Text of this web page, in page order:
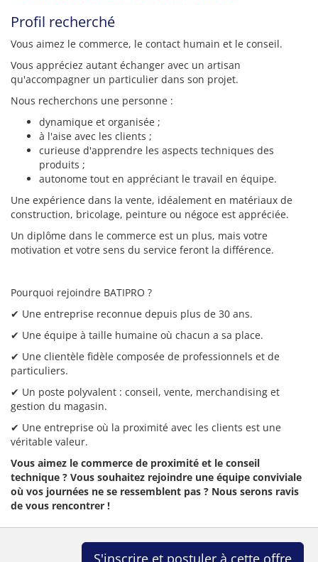
Profil recherché
Vous aimez le commerce, le contact humain et le conseil.
Vous appréciez autant échanger avec un artisan
qu'accompagner un particulier dans son projet.
Nous recherchons une personne :
dynamique et organisée ;
à l'aise avec les clients ;
curieuse d'apprendre les aspects techniques des
produits ;
autonome tout en appréciant le travail en équipe.
Une expérience dans la vente, idéalement en matériaux de
construction, bricolage, peinture ou négoce est appréciée.
Un diplôme dans le commerce est un plus, mais votre
motivation et votre sens du service feront la différence.
Pourquoi rejoindre BATIPRO ?
✔ Une entreprise reconnue depuis plus de 30 ans.
✔ Une équipe à taille humaine où chacun a sa place.
✔ Une clientèle fidèle composée de professionnels et de
particuliers.
✔ Un poste polyvalent : conseil, vente, merchandising et
gestion du magasin.
✔ Une entreprise où la proximité avec les clients est une
véritable valeur.
Vous aimez le commerce de proximité et le conseil
technique ? Vous souhaitez rejoindre une équipe conviviale
où vos journées ne se ressemblent pas ? Nous serons ravis
de vous rencontrer !
S'inscrire et postuler à cette offre